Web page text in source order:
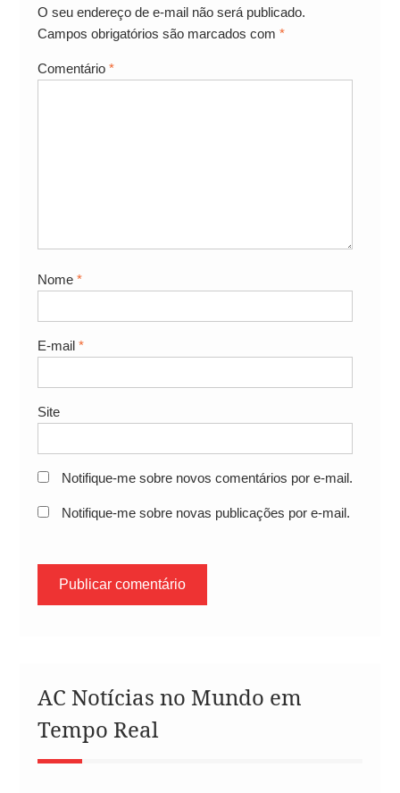
O seu endereço de e-mail não será publicado.
Campos obrigatórios são marcados com *
Comentário *
Nome *
E-mail *
Site
Notifique-me sobre novos comentários por e-mail.
Notifique-me sobre novas publicações por e-mail.
AC Notícias no Mundo em
Tempo Real